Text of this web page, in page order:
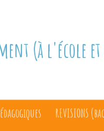
(à l'école
REVISIONS